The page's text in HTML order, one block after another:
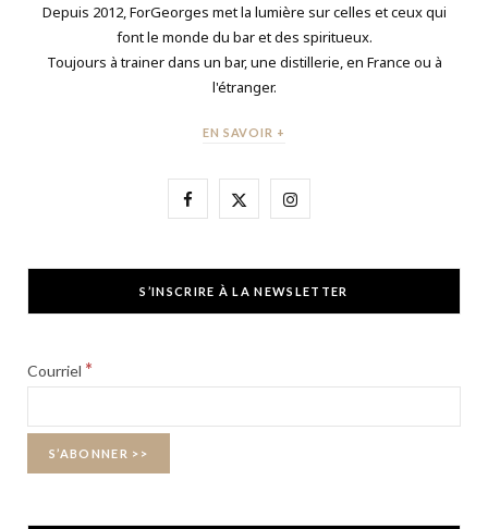
Depuis 2012, ForGeorges met la lumière sur celles et ceux qui
font le monde du bar et des spiritueux.
Toujours à trainer dans un bar, une distillerie, en France ou à
l'étranger.
EN SAVOIR +
F
e
X
w
I
t
S’INSCRIRE À LA NEWSLETTER
Courriel *